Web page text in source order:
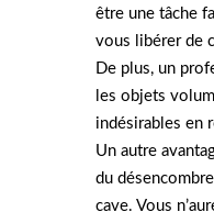
être une tâche
vous libérer de
De plus, un
les objets
indésirables en
Un autre
du
cave. Vous